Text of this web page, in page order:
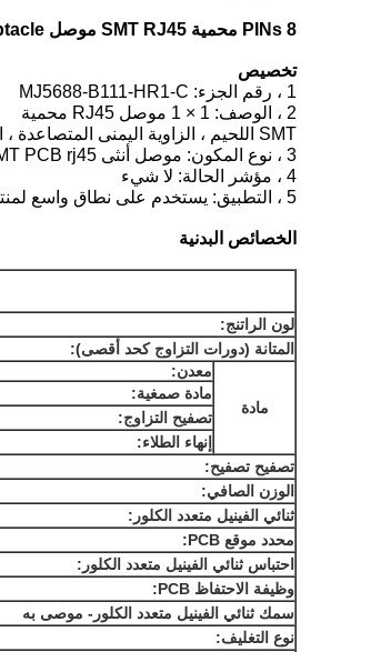
8 PINs محمية SMT RJ45 موصل Cat 5 PCB Modular Jack Network Receptacle
تخصيص
1 ، رقم الجزء: MJ5688-B111-HR1-C
2 ، الوصف: 1 × 1 موصل RJ45 محمية
SMT اللحيم ، الزاوية اليمنى المتصاعدة ، الجدولة لأعلى RJ45
3 ، نوع المكون: موصل أنثى SMT PCB rj45
4 ، مؤشر الحالة: لا شيء
5 ، التطبيق: يستخدم على نطاق واسع لمنتجات الشبكات ، كما يقول HUB و SWITCH و PC SYSTEM و PRINTER و SET TOP BOX و SO ON.
الخصائص البدنية
لون الراتنج:
المتانة (دورات التزاوج كحد أقصى):
مادة
معدن:
مادة صمغية:
تصفيح التزاوج:
إنهاء الطلاء:
تصفيح تصفيح:
الوزن الصافي:
ثنائي الفينيل متعدد الكلور:
محدد موقع PCB:
احتباس ثنائي الفينيل متعدد الكلور:
وظيفة الاحتفاظ PCB:
سمك ثنائي الفينيل متعدد الكلور- موصى به
نوع التغليف: